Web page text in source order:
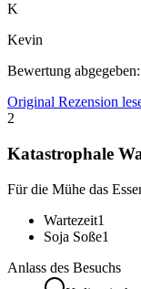
K
Kevin
Bewertung abgegeben:
Original Rezension
2
Katastrophale
Für die Mühe das
Wartezeit1
Soja Soße1
Anlass des Besuchs